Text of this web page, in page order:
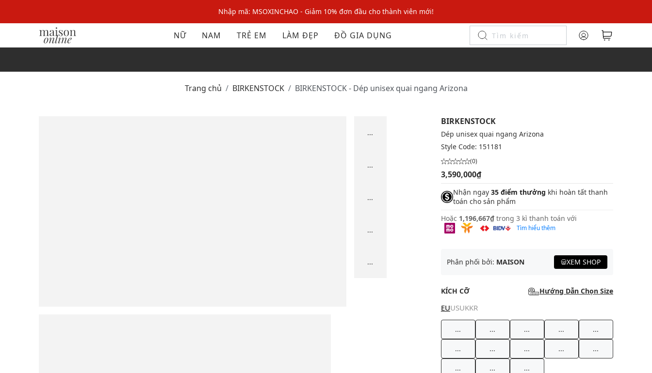
Nhập mã: MSOXINCHAO - Giảm 10% đơn đầu cho thành viên mới!
Nhập mã MSOPAY100: giảm ngay 10% khi thanh toán trực tuyến
Nhập mã: MSOXINCHAO - Giảm 10% đơn đầu cho thành viên mới!
NỮ NAM TRẺ EM LÀM ĐẸP ĐỒ GIA DỤNG
Trang chủ BIRKENSTOCK BIRKENSTOCK - Dép unisex quai ngang Arizona
...
...
...
...
...
BIRKENSTOCK
Dép unisex quai ngang Arizona
Style Code: 151181
(0)
3,590,000₫
Nhận ngay 35 điểm thưởng khi hoàn tất thanh
toán cho sản phẩm
Hoặc 1,196,667₫ trong 3 kì thanh toán với
Tìm hiểu thêm
Phân phối bởi: MAISON XEM SHOP
KÍCH CỠ Hướng Dẫn Chọn Size
EUUSUKKR
... ... ... ... ...
... ... ... ... ...
... ... ...